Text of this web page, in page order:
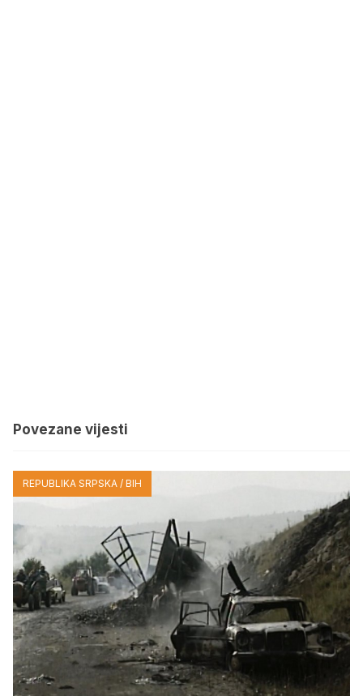
Povezane vijesti
REPUBLIKA SRPSKA / BIH